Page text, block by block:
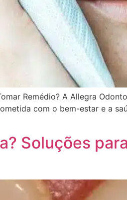
Remédio? A Allegra
com o bem-estar e a
Soluções